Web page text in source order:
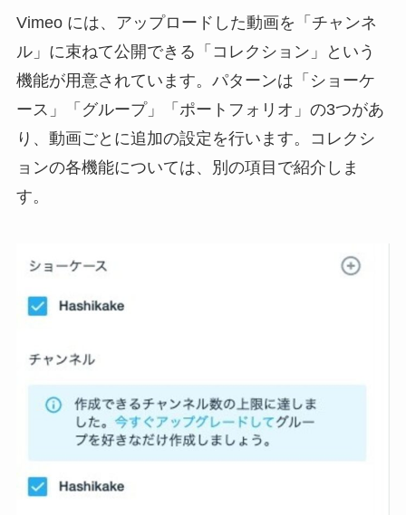
Vimeo には、アップロードした動画を「チャンネ
ル」に束ねて公開できる「コレクション」という
機能が用意されています。パターンは「ショーケ
ース」「グループ」「ポートフォリオ」の3つがあ
り、動画ごとに追加の設定を行います。コレクシ
ョンの各機能については、別の項目で紹介しま
す。